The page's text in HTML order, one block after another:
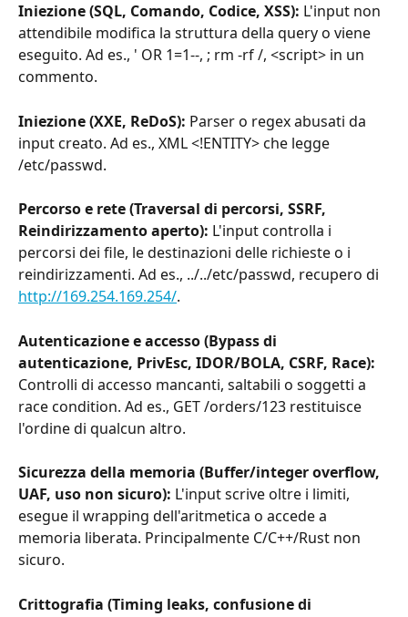
Iniezione (SQL, Comando, Codice, XSS): L'input non
attendibile modifica la struttura della query o viene
eseguito. Ad es., ' OR 1=1--, ; rm -rf /, <script> in un
commento.
Iniezione (XXE, ReDoS): Parser o regex abusati da
input creato. Ad es., XML <!ENTITY> che legge
/etc/passwd.
Percorso e rete (Traversal di percorsi, SSRF,
Reindirizzamento aperto): L'input controlla i
percorsi dei file, le destinazioni delle richieste o i
reindirizzamenti. Ad es., ../../etc/passwd, recupero di
http://169.254.169.254/.
Autenticazione e accesso (Bypass di
autenticazione, PrivEsc, IDOR/BOLA, CSRF, Race):
Controlli di accesso mancanti, saltabili o soggetti a
race condition. Ad es., GET /orders/123 restituisce
l'ordine di qualcun altro.
Sicurezza della memoria (Buffer/integer overflow,
UAF, uso non sicuro): L'input scrive oltre i limiti,
esegue il wrapping dell'aritmetica o accede a
memoria liberata. Principalmente C/C++/Rust non
sicuro.
Crittografia (Timing leaks, confusione di